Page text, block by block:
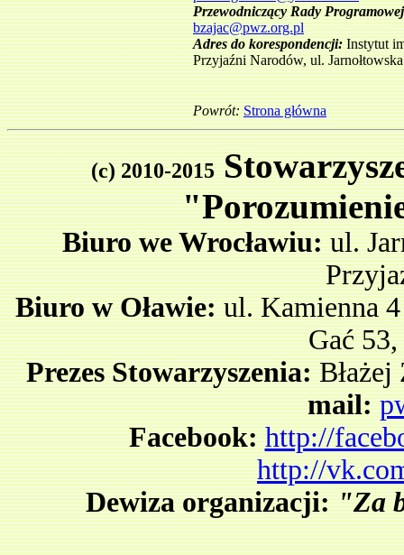
Przewodniczący Rady Programowej
bzajac@pwz.org.pl
Adres do korespondencji: Instytut
Przyjaźni Narodów, ul.
Powrót: Strona główna
(c) 2010-2015S
Biuro we Wrocławiu:ul.
Biuro w Oławie:ul. Kamienna
Gać 53,
Prezes Stowarzyszenia:Błażej
mail:
Facebook:http://
http://
Dewiza organizacji:"Za